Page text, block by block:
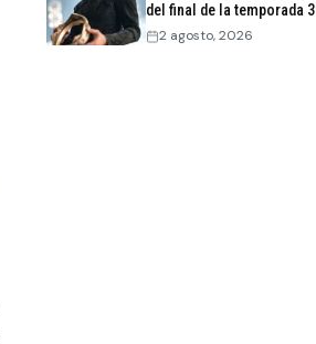
del final de la temporada 3
2 agosto, 2026